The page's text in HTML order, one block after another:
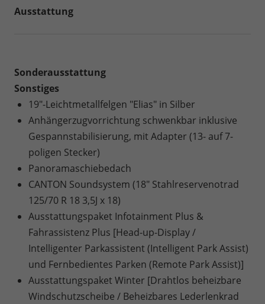
Ausstattung
Sonderausstattung
Sonstiges
19"-Leichtmetallfelgen "Elias" in Silber
Anhängerzugvorrichtung schwenkbar inklusive
Gespannstabilisierung, mit Adapter (13- auf 7-
poligen Stecker)
Panoramaschiebedach
CANTON Soundsystem (18" Stahlreservenotrad
125/70 R 18 3,5J x 18)
Ausstattungspaket Infotainment Plus &
Fahrassistenz Plus [Head-up-Display /
Intelligenter Parkassistent (Intelligent Park Assist)
und Fernbedientes Parken (Remote Park Assist)]
Ausstattungspaket Winter [Drahtlos beheizbare
Windschutzscheibe / Beheizbares Lederlenkrad